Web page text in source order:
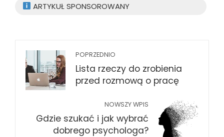
ARTYKUŁ SPONSOROWANY
POPRZEDNIO
Lista rzeczy do zrobienia
przed rozmową o pracę
NOWSZY WPIS
Gdzie szukać i jak wybrać
dobrego psychologa?